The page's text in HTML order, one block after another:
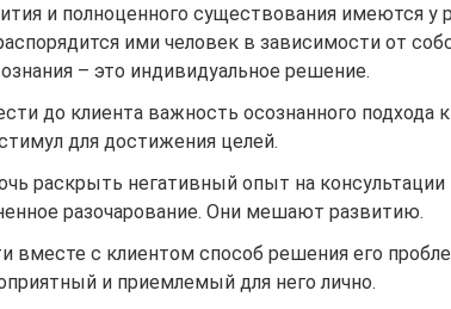
и полноценного существования имеются у
ими человек в зависимости от
– это индивидуальное решение.
до клиента важность осознанного подхода
для достижения целей.
раскрыть негативный опыт на
разочарование. Они мешают развитию.
вместе с клиентом способ решения его
и приемлемый для него лично.